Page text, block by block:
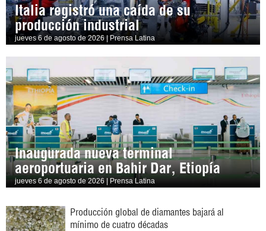
Italia registró una caída de su
producción industrial
jueves 6 de agosto de 2026 | Prensa Latina
Inaugurada nueva terminal
aeroportuaria en Bahir Dar, Etiopía
jueves 6 de agosto de 2026 | Prensa Latina
Producción global de diamantes bajará al
mínimo de cuatro décadas